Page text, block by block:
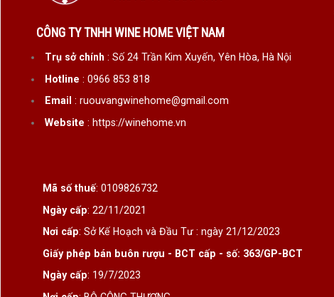
CÔNG TY TNHH WINE HOME VIỆT NAM
Trụ sở chính : Số 24 Trần Kim Xuyến, Yên Hòa, Hà Nội
Hotline : 0966 853 818
Email : ruouvangwinehome@gmail.com
Website : https://winehome.vn
Mã số thuế: 0109826732
Ngày cấp: 22/11/2021
Nơi cấp: Sở Kế Hoạch và Đầu Tư : ngày 21/12/2023
Giấy phép bán buôn rượu - BCT cấp - số: 363/GP-BCT
Ngày cấp: 19/7/2023